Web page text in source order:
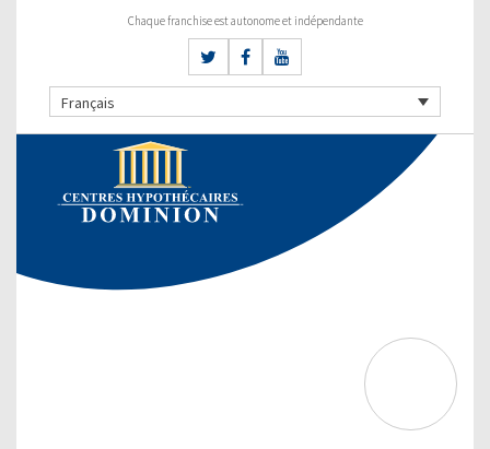
Chaque franchise est autonome et indépendante
Français